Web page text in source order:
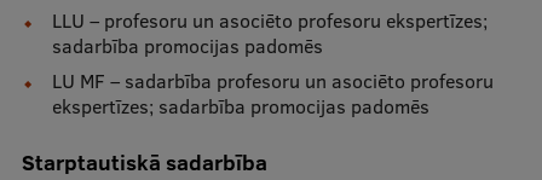
Stratēģija
Vēsture un tradīcijas
Identitāte
LLU – profesoru un asociēto profesoru ekspertīzes;
sadarbība promocijas padomēs
LU MF – sadarbība profesoru un asociēto profesoru
ekspertīzes; sadarbība promocijas padomēs
Starptautiskā sadarbība